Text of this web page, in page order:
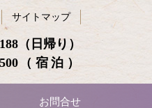
（日帰り）
（宿泊）
サイトマップ
お問合せ